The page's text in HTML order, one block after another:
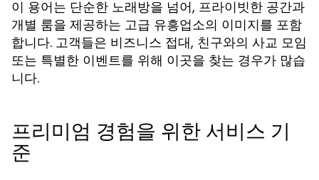
이 용어는 단순한 노래방을 넘어, 프라이빗한 공간과
개별 룸을 제공하는 고급 유흥업소의 이미지를 포함
합니다. 고객들은 비즈니스 접대, 친구와의 사교 모임
또는 특별한 이벤트를 위해 이곳을 찾는 경우가 많습
니다.
프리미엄 경험을 위한 서비스 기
준